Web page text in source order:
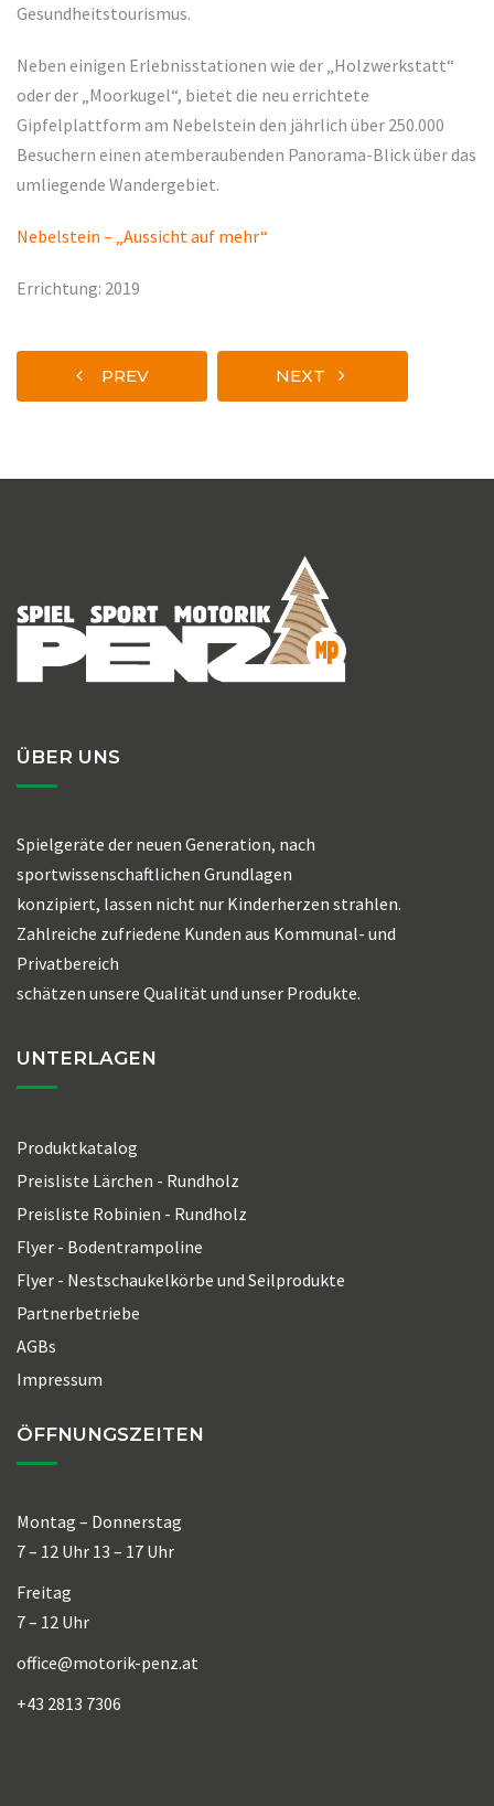
Gesundheitstourismus.
Neben einigen Erlebnisstationen wie der „Holzwerkstatt“
oder der „Moorkugel“, bietet die neu errichtete
Gipfelplattform am Nebelstein den jährlich über 250.000
Besuchern einen atemberaubenden Panorama-Blick über das
umliegende Wandergebiet.
Nebelstein – „Aussicht auf mehr“
Errichtung: 2019
PREV NEXT
ÜBER UNS
Spielgeräte der neuen Generation, nach
sportwissenschaftlichen Grundlagen
konzipiert, lassen nicht nur Kinderherzen strahlen.
Zahlreiche zufriedene Kunden aus Kommunal- und
Privatbereich
schätzen unsere Qualität und unser Produkte.
UNTERLAGEN
Produktkatalog
Preisliste Lärchen - Rundholz
Preisliste Robinien - Rundholz
Flyer - Bodentrampoline
Flyer - Nestschaukelkörbe und Seilprodukte
Partnerbetriebe
AGBs
Impressum
ÖFFNUNGSZEITEN
Montag – Donnerstag
7 – 12 Uhr 13 – 17 Uhr
Freitag
7 – 12 Uhr
office@motorik-penz.at
+43 2813 7306